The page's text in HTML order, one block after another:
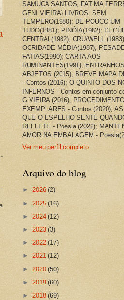
SAMUCA SANTOS, FATIMA
GENI VIEIRA) LIVROS: SEM
TEMPERO(1980); DE POUCO UM
TUDO(1981); PINÓIA(1982);
CENTRAL(1982); CRU/WELL
OCRIDADE MÉDIA(1987);
FATIAS(1990); CARTA AOS
RUMINANTES(1991); ENTRANHOS
ABJETOS (2015); BREVE MAPA
- Contos (2016); O QUINTO DOS
INFERNOS - Contos em conjunto
G.VIEIRA (2016);
EXEMPLARES - Contos (2020);
QUE O ESPELHO SENTE
REFLETE - Poesia (2022);
AMOR NA EMBALAGEM -
Ver meu perfil completo
Arquivo do blog
► 2026 (2)
► 2025 (16)
► 2024 (12)
► 2023 (3)
► 2022 (17)
► 2021 (12)
► 2020 (50)
► 2019 (60)
► 2018 (69)